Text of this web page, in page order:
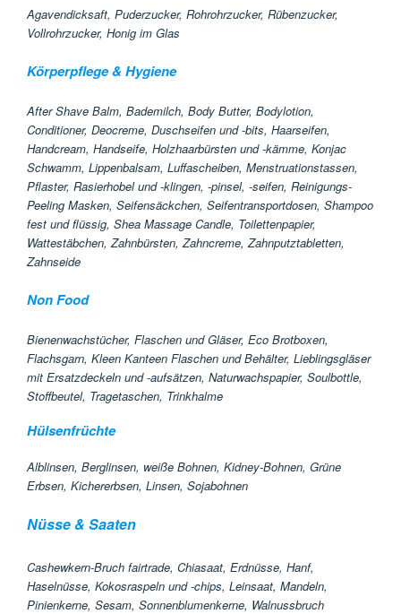
Agavendicksaft, Puderzucker, Rohrohrzucker, Rübenzucker,
Vollrohrzucker, Honig im Glas
Körperpflege & Hygiene
After Shave Balm, Bademilch, Body Butter, Bodylotion,
Conditioner, Deocreme, Duschseifen und -bits, Haarseifen,
Handcream, Handseife, Holzhaarbürsten und -kämme, Konjac
Schwamm, Lippenbalsam, Luffascheiben, Menstruationstassen,
Pflaster, Rasierhobel und -klingen, -pinsel, -seifen, Reinigungs-
Peeling Masken, Seifensäckchen, Seifentransportdosen, Shampoo
fest und flüssig, Shea Massage Candle, Toilettenpapier,
Wattestäbchen, Zahnbürsten, Zahncreme, Zahnputztabletten,
Zahnseide
Non Food
Bienenwachstücher, Flaschen und Gläser, Eco Brotboxen,
Flachsgarn, Kleen Kanteen Flaschen und Behälter, Lieblingsgläser
mit Ersatzdeckeln und -aufsätzen, Naturwachspapier, Soulbottle,
Stoffbeutel, Tragetaschen, Trinkhalme
Hülsenfrüchte
Alblinsen, Berglinsen, weiße Bohnen, Kidney-Bohnen, Grüne
Erbsen, Kichererbsen, Linsen, Sojabohnen
Nüsse & Saaten
Cashewkern-Bruch fairtrade, Chiasaat, Erdnüsse, Hanf,
Haselnüsse, Kokosraspeln und -chips, Leinsaat, Mandeln,
Pinienkerne, Sesam, Sonnenblumenkerne, Walnussbruch